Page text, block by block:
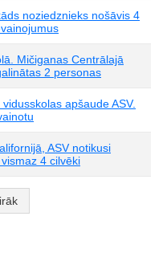
noziedznieks nošāvis 4
Mičiganas Centrālajā
2 personas
apšaude ASV.
ASV notikusi
4 cilvēki